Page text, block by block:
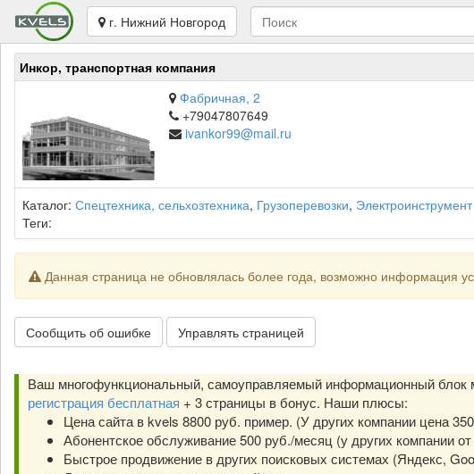
г. Нижний Новгород
Инкор, транспортная компания
Фабричная, 2
+79047807649
ivankor99@mail.ru
Каталог: Спецтехника, сельхозтехника, Грузоперевозки, Электроинструмент
Теги:
Данная страница не обновлялась более года, возможно информация
Сообщить об ошибке Управлять страницей
Ваш многофункциональный, самоуправляемый информационный блок
регистрация бесплатная + 3 страницы в бонус. Наши плюсы:
Цена сайта в kvels 8800 руб. пример. (У других компании цена
Абонентское обслуживание 500 руб./месяц (у других компании
Быстрое продвижение в других поисковых системах (Яндекс,